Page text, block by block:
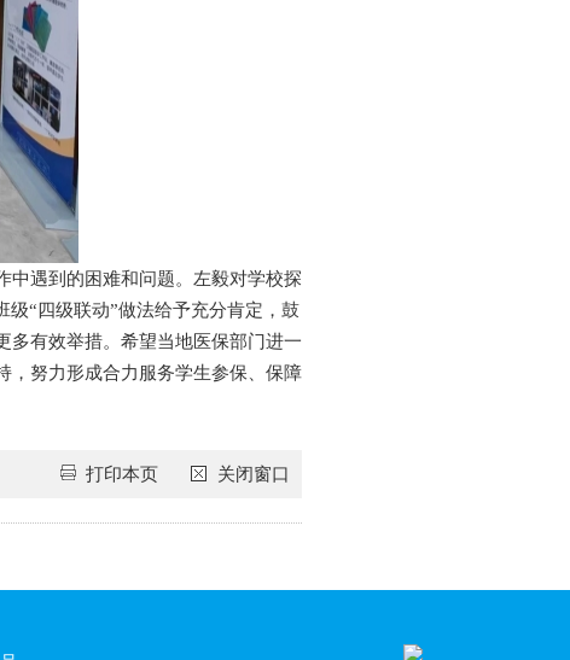
中遇到的困难和问题。左毅对学校探
“四级联动”做法给予充分肯定，鼓
多有效举措。希望当地医保部门进一
，努力形成合力服务学生参保、保障
打印本页 关闭窗口